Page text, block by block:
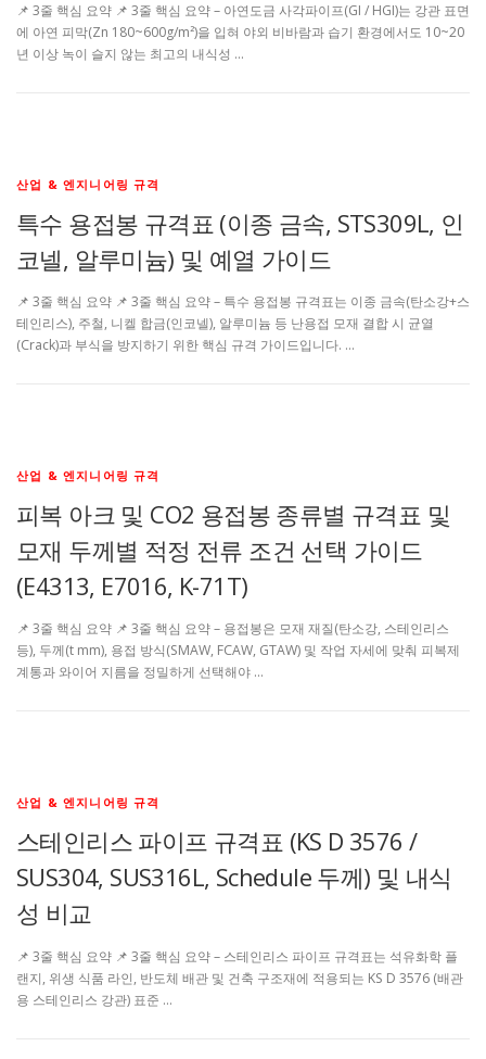
📌 3줄 핵심 요약 📌 3줄 핵심 요약 – 아연도금 사각파이프(GI / HGI)는 강관 표면
에 아연 피막(Zn 180~600g/m²)을 입혀 야외 비바람과 습기 환경에서도 10~20
년 이상 녹이 슬지 않는 최고의 내식성 …
산업 & 엔지니어링 규격
특수 용접봉 규격표 (이종 금속, STS309L, 인
코넬, 알루미늄) 및 예열 가이드
📌 3줄 핵심 요약 📌 3줄 핵심 요약 – 특수 용접봉 규격표는 이종 금속(탄소강+스
테인리스), 주철, 니켈 합금(인코넬), 알루미늄 등 난용접 모재 결합 시 균열
(Crack)과 부식을 방지하기 위한 핵심 규격 가이드입니다. …
산업 & 엔지니어링 규격
피복 아크 및 CO2 용접봉 종류별 규격표 및
모재 두께별 적정 전류 조건 선택 가이드
(E4313, E7016, K-71T)
📌 3줄 핵심 요약 📌 3줄 핵심 요약 – 용접봉은 모재 재질(탄소강, 스테인리스
등), 두께(t mm), 용접 방식(SMAW, FCAW, GTAW) 및 작업 자세에 맞춰 피복제
계통과 와이어 지름을 정밀하게 선택해야 …
산업 & 엔지니어링 규격
스테인리스 파이프 규격표 (KS D 3576 /
SUS304, SUS316L, Schedule 두께) 및 내식
성 비교
📌 3줄 핵심 요약 📌 3줄 핵심 요약 – 스테인리스 파이프 규격표는 석유화학 플
랜지, 위생 식품 라인, 반도체 배관 및 건축 구조재에 적용되는 KS D 3576 (배관
용 스테인리스 강관) 표준 …